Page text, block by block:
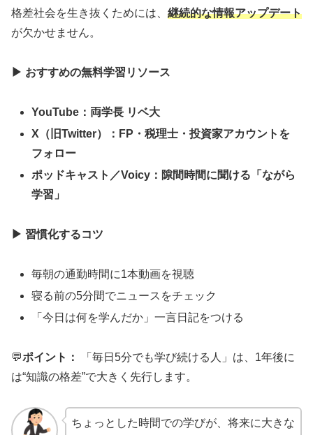
格差社会を生き抜くためには、 継続的な情報アップデート
が欠かせません。
▶ おすすめの無料学習リソース
YouTube ：両学長 リベ大
X （旧Twitter）：FP・税理士・投資家アカウントを
フォロー
ポッドキャスト／Voicy：隙間時間に聞ける「ながら
学習」
▶ 習慣化するコツ
毎朝の通勤時間に1本動画を視聴
寝る前の5分間でニュースをチェック
「今日は何を学んだか」一言日記をつける
💬ポイント：
「毎日5分でも学び続ける人」は、1年後に
は“知識の格差”で大きく先行します。
ちょっとした時間での学びが、将来に大きな